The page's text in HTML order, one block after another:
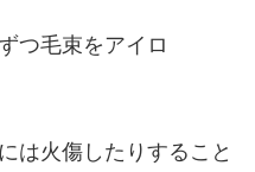
つ毛束をアイロ
は火傷したりすること